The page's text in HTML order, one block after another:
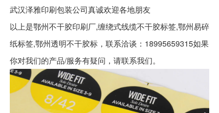
武汉泽雅印刷包装公司真诚欢迎各地朋友
以上是鄂州不干胶印刷厂,缠绕式线缆不干胶标签,鄂州易碎
纸标签,鄂州透明不干胶标 ，联系洽谈：18995659315如果
你对我们的产品/服务有疑问，请联系我们。